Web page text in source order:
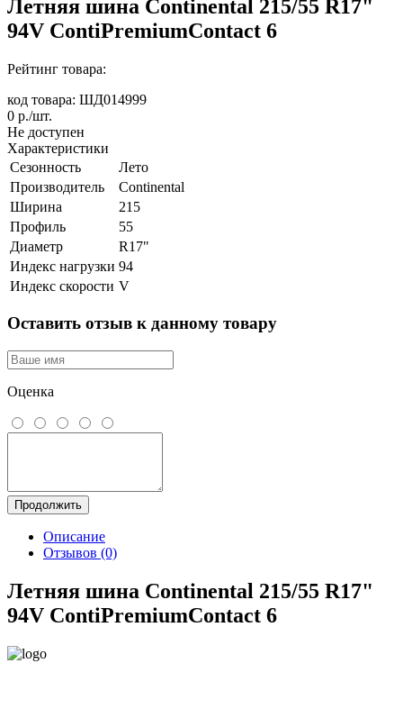
Летняя шина Continental 215/55 R17"
94V ContiPremiumContact 6
Рейтинг товара:
код товара: ШД014999
0 р./шт.
Не доступен
Характеристики
Сезонность
Лето
Производитель
Continental
Ширина
215
Профиль
55
Диаметр
R17"
Индекс нагрузки 94
Индекс скорости V
Оставить отзыв к данному товару
Оценка
Продолжить
Описание
Отзывов (0)
Летняя шина Continental 215/55 R17"
94V ContiPremiumContact 6